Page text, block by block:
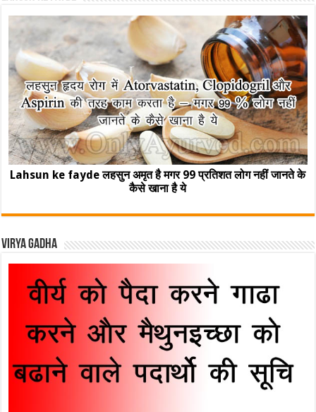
Lahsun ke fayde लहसुन अमृत है मगर 99 प्रतिशत लोग नहीं जानते के
कैसे खाना है ये
Virya Gadha